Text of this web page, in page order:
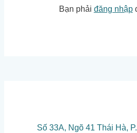
Bạn phải đăng nhập
Số 33A, Ngõ 41 Thái Hà,